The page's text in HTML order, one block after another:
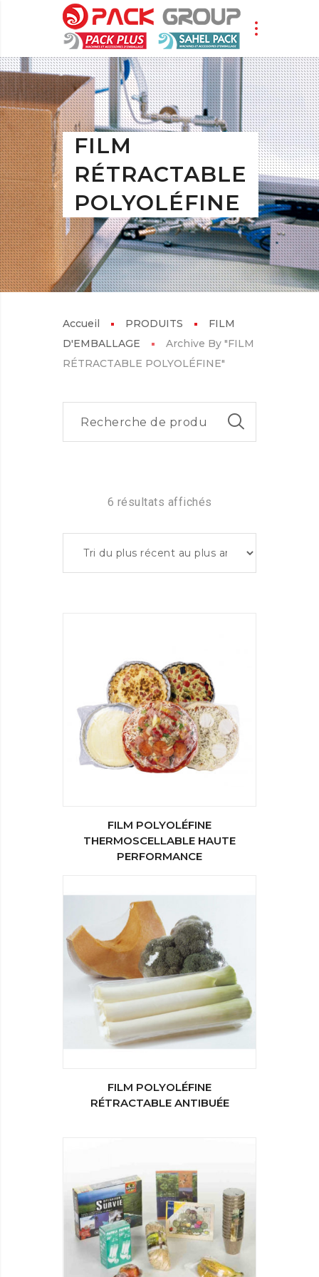
FILM
RÉTRACTABLE
POLYOLÉFINE
Accueil PRODUITS
FILM
D'EMBALLAGE
Archive By "FILM
RÉTRACTABLE POLYOLÉFINE"
6 résultats affichés
FILM POLYOLÉFINE
THERMOSCELLABLE HAUTE
PERFORMANCE
FILM POLYOLÉFINE
RÉTRACTABLE ANTIBUÉE